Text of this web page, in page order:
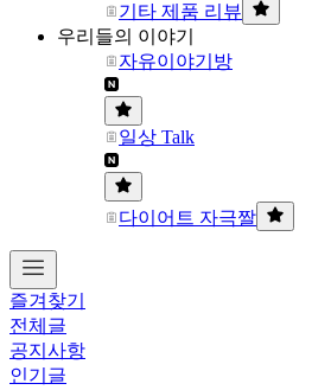
기타 제품 리뷰
우리들의 이야기
자유이야기방
일상 Talk
다이어트 자극짤
즐겨찾기
전체글
공지사항
인기글